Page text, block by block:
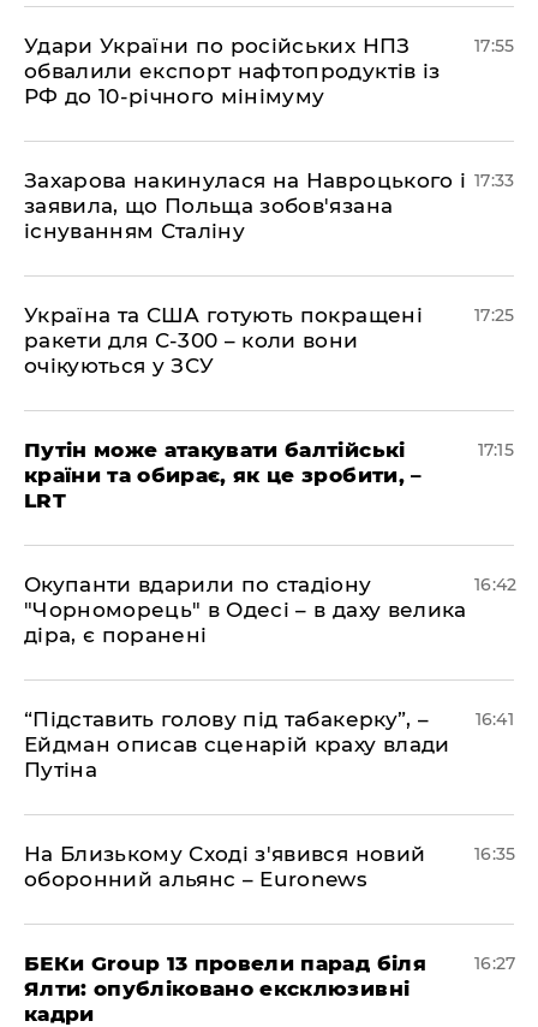
​Удари України по російських НПЗ
обвалили експорт нафтопродуктів із
РФ до 10-річного мінімуму
17:55
​Захарова накинулася на Навроцького і
заявила, що Польща зобов'язана
існуванням Сталіну
17:33
​Україна та США готують покращені
ракети для С-300 – коли вони
очікуються у ЗСУ
17:25
​Путін може атакувати балтійські
країни та обирає, як це зробити, –
LRT
17:15
​Окупанти вдарили по стадіону
"Чорноморець" в Одесі – в даху велика
діра, є поранені
16:42
​“Підставить голову під табакерку”, –
Ейдман описав сценарій краху влади
Путіна
16:41
На Близькому Сході з'явився новий
оборонний альянс – Euronews
16:35
БЕКи Group 13 провели парад біля
Ялти: опубліковано ексклюзивні
кадри
16:27